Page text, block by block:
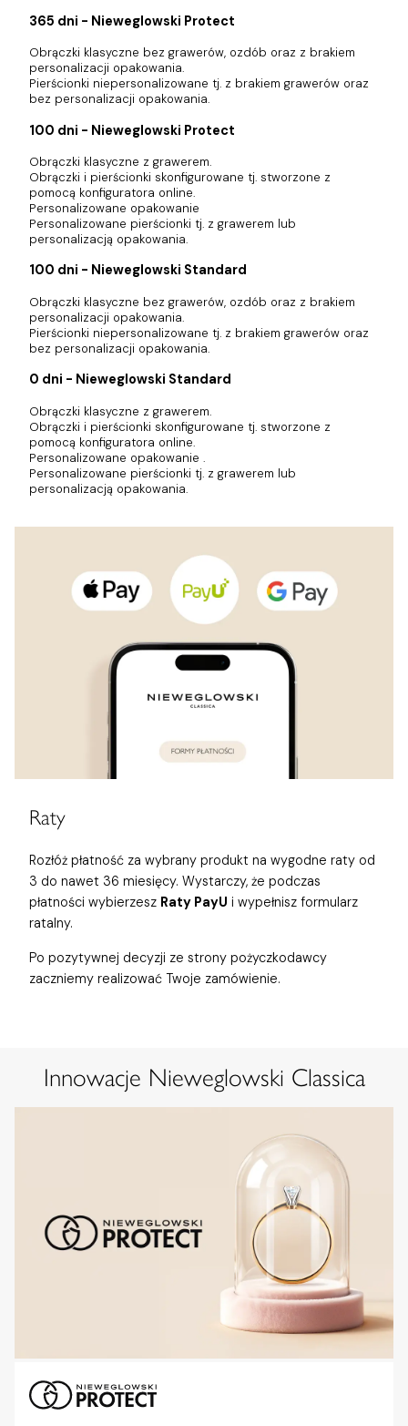
365 dni - Nieweglowski Protect
Obrączki klasyczne bez grawerów, ozdób oraz z brakiem
personalizacji opakowania.
Pierścionki niepersonalizowane tj. z brakiem grawerów oraz
bez personalizacji opakowania.
100 dni - Nieweglowski Protect
Obrączki klasyczne z grawerem.
Obrączki i pierścionki skonfigurowane tj. stworzone z
pomocą konfiguratora online.
Personalizowane opakowanie
Personalizowane pierścionki tj. z grawerem lub
personalizacją opakowania.
100 dni - Nieweglowski Standard
Obrączki klasyczne bez grawerów, ozdób oraz z brakiem
personalizacji opakowania.
Pierścionki niepersonalizowane tj. z brakiem grawerów oraz
bez personalizacji opakowania.
0 dni - Nieweglowski Standard
Obrączki klasyczne z grawerem.
Obrączki i pierścionki skonfigurowane tj. stworzone z
pomocą konfiguratora online.
Personalizowane opakowanie .
Personalizowane pierścionki tj. z grawerem lub
personalizacją opakowania.
Raty
Rozłóż płatność za wybrany produkt na wygodne raty od
3 do nawet 36 miesięcy. Wystarczy, że podczas
płatności wybierzesz Raty PayU i wypełnisz formularz
ratalny.
Po pozytywnej decyzji ze strony pożyczkodawcy
zaczniemy realizować Twoje zamówienie.
Innowacje Nieweglowski Classica